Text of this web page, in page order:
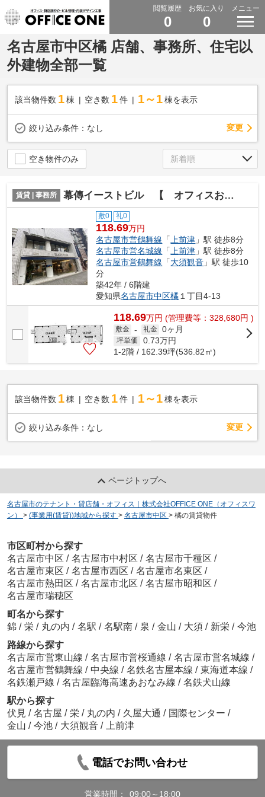
閲覧履歴
0
お気に入り
0
メニュー
名古屋市中区橘 店舗、事務所、住宅以
外建物全部一覧
該当物件数 1棟 空き数 1 件 1～1 棟を表示
絞り込み条件： なし 変更
空き物件のみ
賃貸 | 事務所 幕傳イーストビル 【 オフィスおすすめ 】
敷0 礼0
118.69万円
名古屋市営鶴舞線 「 上前津 」駅 徒歩8分
名古屋市営名城線 「 上前津 」駅 徒歩8分
名古屋市営鶴舞線 「大須観音 」駅 徒歩10
分
築42年 / 6階建
愛知県名古屋市中区橘 １丁目4-13
118.69万円 (管理費等：328,680円 )
敷金 - 礼金 0ヶ月
坪単価 0.73万円
1-2階 / 162.39坪(536.82㎡)
該当物件数 1棟 空き数 1 件 1～1 棟を表示
絞り込み条件： なし 変更
ページトップへ
名古屋市のテナント・貸店舗・オフィス｜株式会社OFFICE ONE（オフィスワ
ン）
> (事業用(賃貸))地域から探す > 名古屋市中区 > 橘の賃貸物件
市区町村から探す
名古屋市中区 / 名古屋市中村区 / 名古屋市千種区 /
名古屋市東区 / 名古屋市西区 / 名古屋市名東区 /
名古屋市熱田区 / 名古屋市北区 / 名古屋市昭和区 /
名古屋市瑞穂区
町名から探す
錦 / 栄 / 丸の内 / 名駅 / 名駅南 / 泉 / 金山 / 大須 / 新栄 / 今池
路線から探す
名古屋市営東山線 / 名古屋市営桜通線 / 名古屋市営名城線 /
名古屋市営鶴舞線 / 中央線 / 名鉄名古屋本線 / 東海道本線 /
名鉄瀬戸線 / 名古屋臨海高速あおなみ線 / 名鉄犬山線
駅から探す
伏見 / 名古屋 / 栄 / 丸の内 / 久屋大通 / 国際センター /
金山 / 今池 / 大須観音 / 上前津
電話でお問い合わせ
営業時間： 09:00～18:00